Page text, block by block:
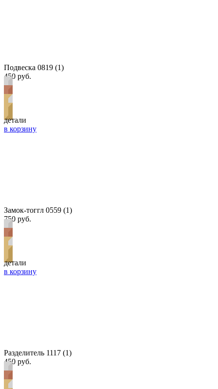
Подвеска 0819 (1)
450 руб.
детали
в корзину
Замок-тоггл 0559 (1)
750 руб.
детали
в корзину
Разделитель 1117 (1)
450 руб.